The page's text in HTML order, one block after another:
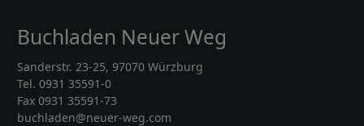
Buchladen Neuer Weg
Sanderstr. 23-25, 97070 Würzburg
Tel. 0931 35591-0
Fax 0931 35591-73
buchladen@neuer-weg.com